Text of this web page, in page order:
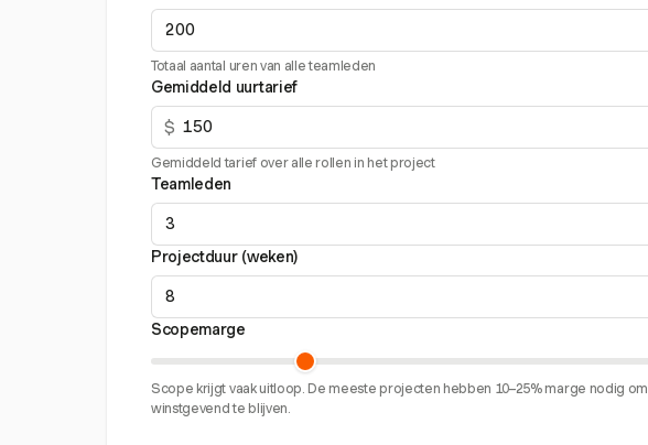
Totaal aantal uren van alle teamleden
Gemiddeld uurtarief
$
Gemiddeld tarief over alle rollen in het project
Teamleden
Projectduur (weken)
Scopemarge
Scope krijgt vaak uitloop. De meeste projecten hebben 10–25% marge nodig om
winstgevend te blijven.